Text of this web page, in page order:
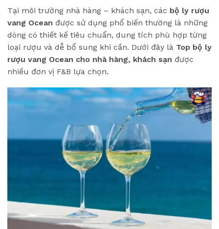
Tại môi trường nhà hàng – khách sạn, các bộ ly rượu
vang Ocean được sử dụng phổ biến thường là những
dòng có thiết kế tiêu chuẩn, dung tích phù hợp từng
loại rượu và dễ bổ sung khi cần. Dưới đây là Top bộ ly
rượu vang Ocean cho nhà hàng, khách sạn được
nhiều đơn vị F&B lựa chọn.